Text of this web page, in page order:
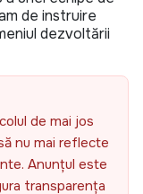
de instruire
dezvoltării
de mai jos
nu mai reflecte
Anunțul este
transparența